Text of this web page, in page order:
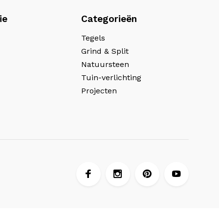
Categorieën
Tegels
Grind & Split
Natuursteen
Tuin-verlichting
Projecten